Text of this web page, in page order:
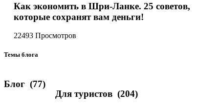
Как экономить в Шри-Ланке. 25 советов,
которые сохранят вам деньги!
22493 Просмотров
Темы блога
Блог (77)
Для туристов (204)